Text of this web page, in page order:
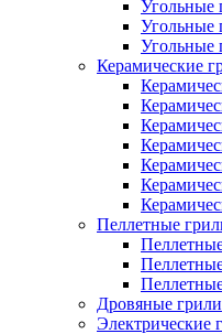
Угольные
Угольные
Угольные
Керамические
Пеллетные
Дровяные грили
Электрические